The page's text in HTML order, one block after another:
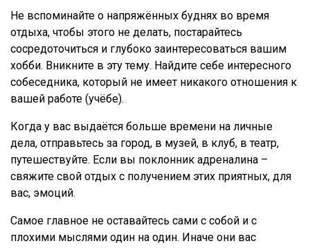
Не вспоминайте о напряжённых буднях во время
отдыха, чтобы этого не делать, постарайтесь
сосредоточиться и глубоко заинтересоваться вашим
хобби. Вникните в эту тему. Найдите себе интересного
собеседника, который не имеет никакого отношения к
вашей работе (учёбе).
Когда у вас выдаётся больше времени на личные
дела, отправьтесь за город, в музей, в клуб, в театр,
путешествуйте. Если вы поклонник адреналина –
свяжите свой отдых с получением этих приятных, для
вас, эмоций.
Самое главное не оставайтесь сами с собой и с
плохими мыслями один на один. Иначе они вас